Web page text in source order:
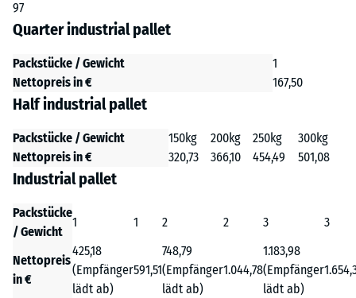
97
Quarter industrial pallet
Packstücke / Gewicht
1
Nettopreis in €
167,50
Half industrial pallet
Packstücke / Gewicht 150kg 200kg 250kg
300kg
Nettopreis in €
320,73 366,10 454,49 501,08
Industrial pallet
Packstücke
/ Gewicht
1 1 2 2 3 3
Nettopreis
in €
425,18
(Empfänger
lädt ab)
591,51
748,79
(Empfänger
lädt ab)
1.044,78
1.183,98
(Empfänger
lädt ab)